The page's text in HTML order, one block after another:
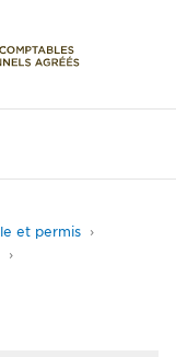
et permis